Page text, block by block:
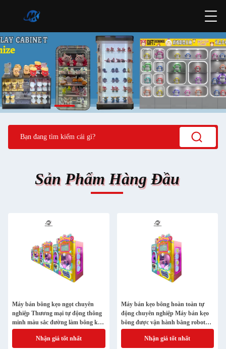
Sản Phẩm Hàng Đầu
Máy bán bông kẹo ngọt chuyên
nghiệp Thương mại tự động thông
minh màu sắc đường làm bông kẹo
Mach
Nhận giá tốt nhất
Máy bán kẹo bông hoàn toàn tự
động chuyên nghiệp Máy bán kẹo
bông được vận hành bằng robot
điện với công thức kẹo bông
Nhận giá tốt nhất